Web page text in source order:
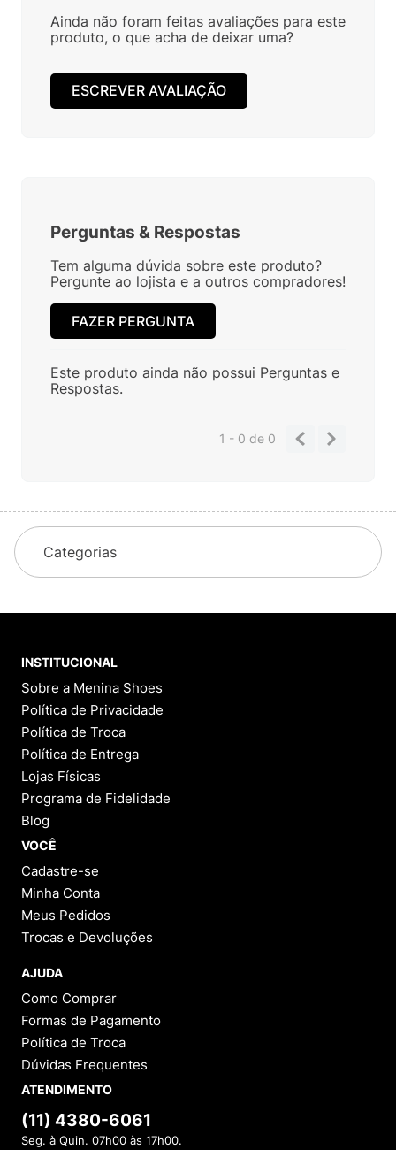
Ainda não foram feitas avaliações para este
produto, o que acha de deixar uma?
ESCREVER AVALIAÇÃO
Perguntas & Respostas
Tem alguma dúvida sobre este produto?
Pergunte ao lojista e a outros compradores!
FAZER PERGUNTA
Este produto ainda não possui Perguntas e
Respostas.
1 - 0de 0
Categorias
INSTITUCIONAL
Sobre a Menina Shoes
Política de Privacidade
Política de Troca
Política de Entrega
Lojas Físicas
Programa de Fidelidade
Blog
VOCÊ
Cadastre-se
Minha Conta
Meus Pedidos
Trocas e Devoluções
AJUDA
Como Comprar
Formas de Pagamento
Política de Troca
Dúvidas Frequentes
ATENDIMENTO
(11) 4380-6061
Seg. à Quin. 07h00 às 17h00.